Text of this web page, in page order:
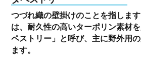
つづれ織の壁掛けのことを指しま
は、耐久性の高いターポリン素材
ペストリー」と呼び、主に野外用
ます。